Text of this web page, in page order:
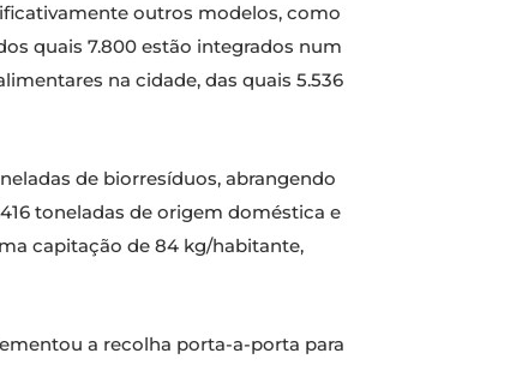
outros modelos, como
quais 7.800 estão integrados num
na cidade, das quais 5.536
de biorresíduos, abrangendo
toneladas de origem doméstica e
capitação de 84 kg/habitante,
a recolha porta-a-porta para